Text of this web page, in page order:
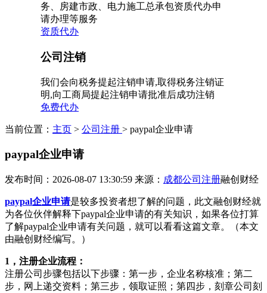
务、房建市政、电力施工总承包资质代办申
请办理等服务
资质代办
公司注销
我们会向税务提起注销申请,取得税务注销证
明,向工商局提起注销申请批准后成功注销
免费代办
当前位置： 主页 > 公司注册 > paypal企业申请
paypal企业申请
发布时间：2026-08-07 13:30:59 来源： 成都公司注册融创财经
paypal企业申请是较多投资者想了解的问题，此文融创财经就
为各位伙伴解释下paypal企业申请的有关知识，如果各位打算
了解paypal企业申请有关问题，就可以看看这篇文章。（本文
由融创财经编写。）
1，注册企业流程：
注册公司步骤包括以下步骤：第一步，企业名称核准；第二
步，网上递交资料；第三步，领取证照；第四步，刻章公司刻